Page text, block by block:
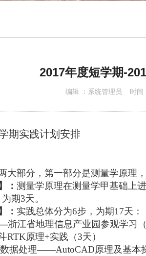
2017年度短学期-
编辑 ： 系统管理员 时间
期实践计划安排
大部分，第一部分是测量学原理
： 测量学原理在测量学甲基础上
期3天。
： 实践总体分为6步，为期17天：
浙江省地理信息产业园参观学习（
RTK原理+实践（3天）
数据处理——AutoCAD原理及基本